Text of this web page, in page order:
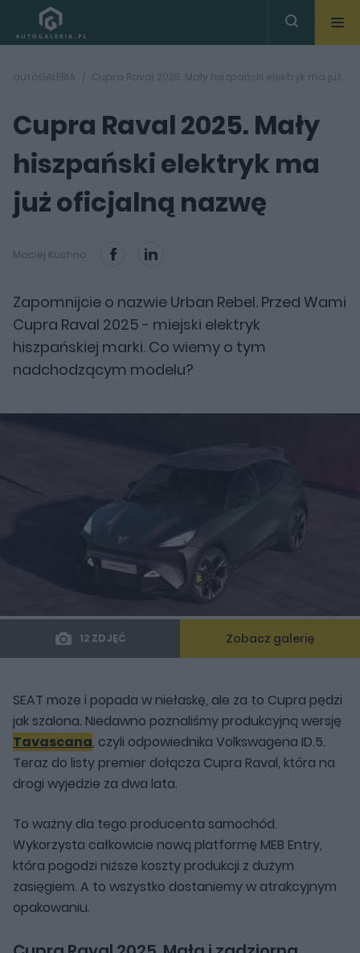
autoGALERIA Cupra Raval 2025. Mały hiszpański elektryk ma już oficjalną nazwę
Cupra Raval 2025. Mały
hiszpański elektryk ma
już oficjalną nazwę
Maciej Kuchno
Zapomnijcie o nazwie Urban Rebel. Przed Wami
Cupra Raval 2025 - miejski elektryk
hiszpańskiej marki. Co wiemy o tym
nadchodzącym modelu?
12 ZDJĘĆ Zobacz galerię
SEAT może i popada w niełaskę, ale za to Cupra pędzi
jak szalona. Niedawno poznaliśmy produkcyjną wersję
Tavascana, czyli odpowiednika Volkswagena ID.5.
Teraz do listy premier dołącza Cupra Raval, która na
drogi wyjedzie za dwa lata.
To ważny dla tego producenta samochód.
Wykorzysta całkowicie nową platformę MEB Entry,
która pogodzi niższe koszty produkcji z dużym
zasięgiem. A to wszystko dostaniemy w atrakcyjnym
opakowaniu.